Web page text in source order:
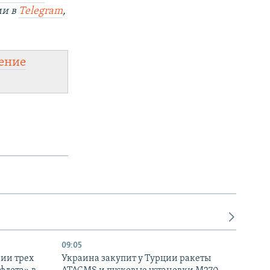
в Telegram,
трех
09:05
Украина закупит у Турции ракеты